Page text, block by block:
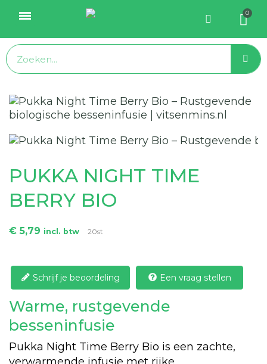
PUKKA NIGHT TIME
BERRY BIO
€ 5,79 incl. btw 20st
Schrijf je beoordeling Een vraag stellen
Warme, rustgevende
besseninfusie
Pukka Night Time Berry Bio is een zachte,